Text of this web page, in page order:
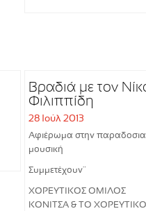
Βραδιά με τον
Φιλιππίδη
28 Ιούλ 2013
Αφιέρωμα στην
μουσική
Συμμετέχουν¨
ΧΟΡΕΥΤΙΚΟΣ ΟΜΙΛΟΣ
ΚΟΝΙΤΣΑ & ΤΟ